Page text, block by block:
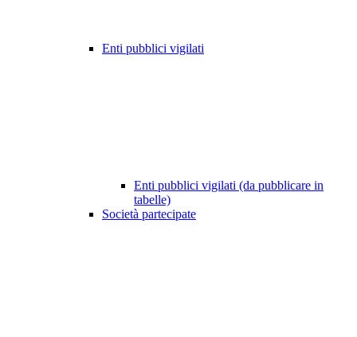
Enti pubblici vigilati
Enti pubblici vigilati (da pubblicare in
tabelle)
Società partecipate